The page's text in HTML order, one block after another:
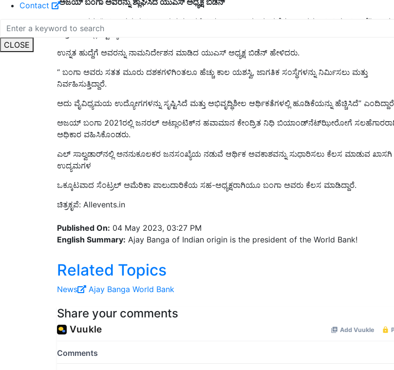
Contact
CLOSE
ಬಂಗಾ ಅವರು “ಇತಿಹಾಸದ ಈ ನಿರ್ಣಾಯಕ ಕ್ಷಣದಲ್ಲಿ ವಿಶ್ವ ಬ್ಯಾಂಕ್ ಅನ್ನು ಮುನ್ನಡೆಸಲು ಅನನ್ಯವಾಗಿ ಸಿದ್ಧರಾಗಿದ್ದಾರೆ” ಎಂದು
ಫೆಬ್ರವರಿಯಲ್ಲಿ ವಿಶ್ವಬ್ಯಾಂಕ್‌ನ
ಉನ್ನತ ಹುದ್ದೆಗೆ ಅವರನ್ನು ನಾಮನಿರ್ದೇಶನ ಮಾಡಿದ ಯುಎಸ್ ಅಧ್ಯಕ್ಷ ಬಿಡೆನ್ ಹೇಳಿದರು.
“ ಬಂಗಾ ಅವರು ಸತತ ಮೂರು ದಶಕಗಳಿಗಿಂತಲೂ ಹೆಚ್ಚು ಕಾಲ ಯಶಸ್ವಿ, ಜಾಗತಿಕ ಸಂಸ್ಥೆಗಳನ್ನು ನಿರ್ಮಿಸಲು ಮತ್ತು
ನಿರ್ವಹಿಸುತ್ತಿದ್ದಾರೆ.
ಅದು ವೈವಿಧ್ಯಮಯ ಉದ್ಯೋಗಗಳನ್ನು ಸೃಷ್ಟಿಸಿದೆ ಮತ್ತು ಅಭಿವೃದ್ಧಿಶೀಲ ಆರ್ಥಿಕತೆಗಳಲ್ಲಿ ಹೂಡಿಕೆಯನ್ನು ಹೆಚ್ಚಿಸಿದೆ” ಎಂದಿದ್ದಾರೆ.
ಅಜಯ್ ಬಂಗಾ 2021ರಲ್ಲಿ ಜನರಲ್ ಅಟ್ಲಾಂಟಿಕ್‌ನ ಹವಾಮಾನ ಕೇಂದ್ರಿತ ನಿಧಿ ಬಿಯಾಂಡ್‌ನೆಟ್‌ಝೀರೋಗೆ ಸಲಹೆಗಾರರಾಗಿ
ಅಧಿಕಾರ ವಹಿಸಿಕೊಂಡರು.
ಉದ್ಯಮಗಳ
ಒಕ್ಕೂಟವಾದ ಸೆಂಟ್ರಲ್ ಅಮೆರಿಕಾ ಪಾಲುದಾರಿಕೆಯ ಸಹ-ಅಧ್ಯಕ್ಷರಾಗಿಯೂ ಬಂಗಾ ಅವರು ಕೆಲಸ ಮಾಡಿದ್ದಾರೆ.
ಚಿತ್ರಕೃಪೆ: Allevents.in
English Summary:Ajay Banga of Indian origin is the president of the World Bank!
Related Topics
News Ajay Banga World Bank